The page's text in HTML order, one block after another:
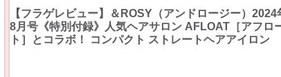
【フラゲレビュー】＆ROSY（アンドロージー）2024
8月号《特別付録》人気ヘアサロン AFLOAT［アフロ
ト］とコラボ！ コンパクト ストレートヘアアイロン